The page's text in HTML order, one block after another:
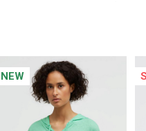
NEW